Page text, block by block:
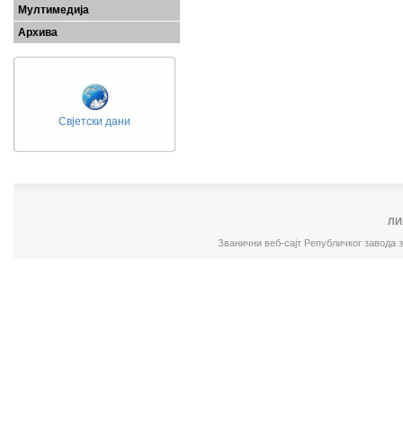
Мултимедија
Архива
Свјетски дани
Званични веб-сајт Републичког